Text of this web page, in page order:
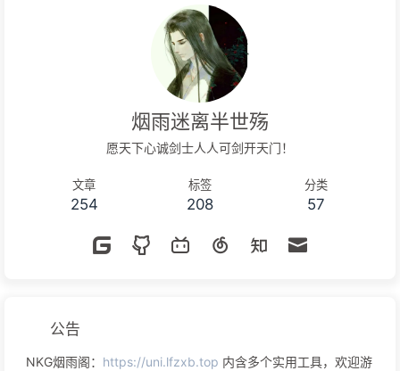
烟雨迷离半世殇
愿天下心诚剑士人人可剑开天门！
文章
254
标签
208
分类
57
公告
NKG烟雨阁： https://uni.lfzxb.top 内含多个实用工具，欢迎游